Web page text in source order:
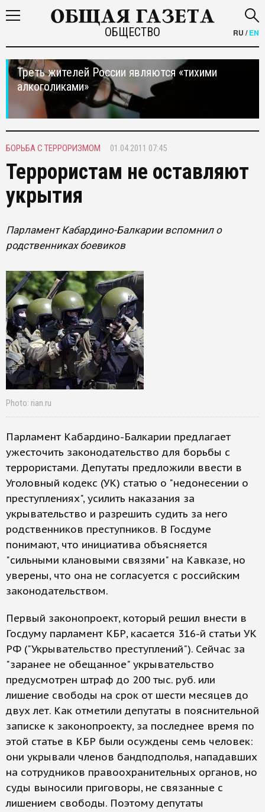
ОБЩЕСТВО RU /EN
Треть жителей России являются «тихими
алкоголиками»
БОРЬБА С ТЕРРОРИЗМОМ 01.04.2011 07:45
Террористам не оставляют
укрытия
Парламент Кабардино-Балкарии вспомнил о
родственниках боевиков
Photo: rian.ru
Парламент Кабардино-Балкарии предлагает
ужесточить законодательство для борьбы с
террористами. Депутаты предложили ввести в
Уголовный кодекс (УК) статью о "недонесении о
преступлениях", усилить наказания за
укрывательство и разрешить судить за него
родственников преступников. В Госдуме
понимают, что инициатива объясняется
"сильными клановыми связями" на Кавказе, но
уверены, что она не согласуется с российским
законодательством.
Первый законопроект, который решил внести в
Госдуму парламент КБР, касается 316-й статьи УК
РФ ("Укрывательство преступлений"). Сейчас за
"заранее не обещанное" укрывательство
предусмотрен штраф до 200 тыс. руб. или
лишение свободы на срок от шести месяцев до
двух лет. Как отметили депутаты в пояснительной
записке к законопроекту, за последнее время по
этой статье в КБР были осуждены семь человек:
они укрывали членов бандподполья, нападавших
на сотрудников правоохранительных органов, но
суды выносили приговоры, не связанные с
лишением свободы. Поэтому депутаты